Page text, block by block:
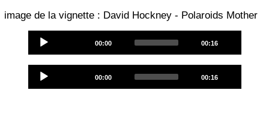
image de la vignette : David Hockney - Polaroids Mother
Player
Current
00:00
Total
00:16
Player
Current
00:00
Total
00:16